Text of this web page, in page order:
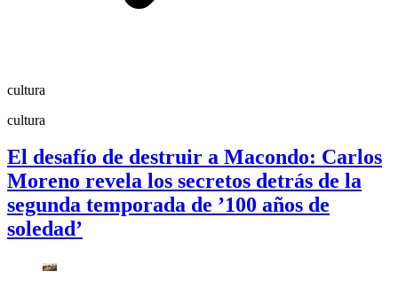
cultura
cultura
El desafío de destruir a Macondo: Carlos
Moreno revela los secretos detrás de la
segunda temporada de ’100 años de
soledad’